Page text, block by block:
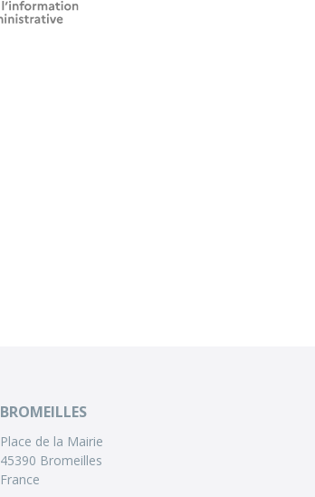
BROMEILLES
Place de la Mairie
45390 Bromeilles
France